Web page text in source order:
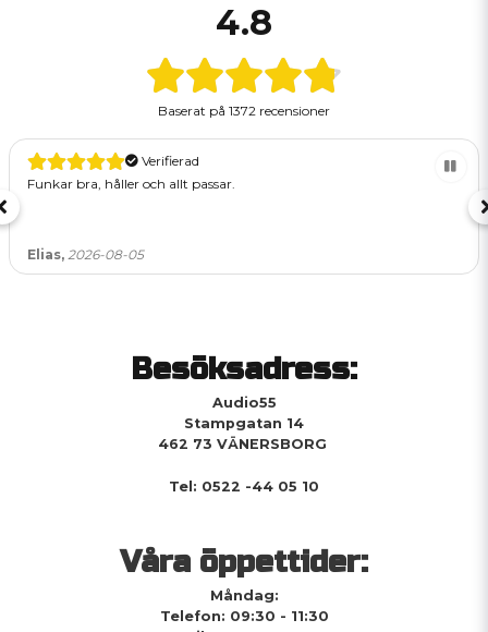
4.8
Baserat på 1372 recensioner
Verifierad
Funkar bra, håller och allt passar.
Elias, 2026-08-05
Besöksadress:
Audio55
Stampgatan 14
462 73 VÄNERSBORG
Tel: 0522 -44 05 10
Våra öppettider:
Måndag:
Telefon: 09:30 - 11:30